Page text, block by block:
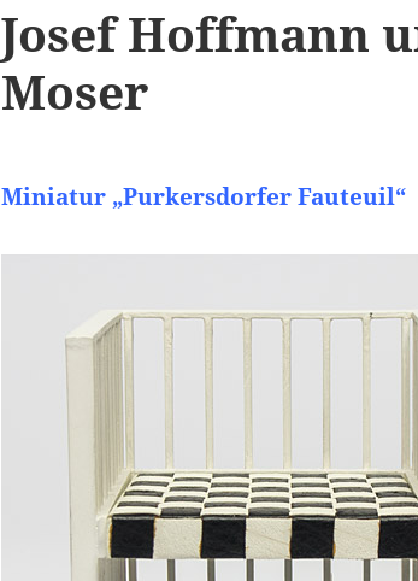
Josef Hoffmann
Moser
Miniatur „Purkersdorfer Fauteuil“